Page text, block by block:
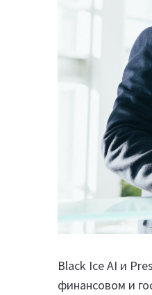
Black Ice AI и
финансовом и